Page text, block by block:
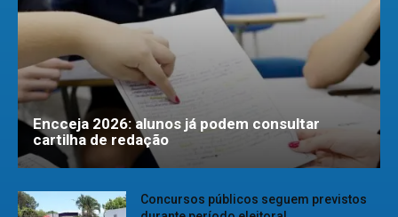
Encceja 2026: alunos já podem consultar
cartilha de redação
Concursos públicos seguem previstos